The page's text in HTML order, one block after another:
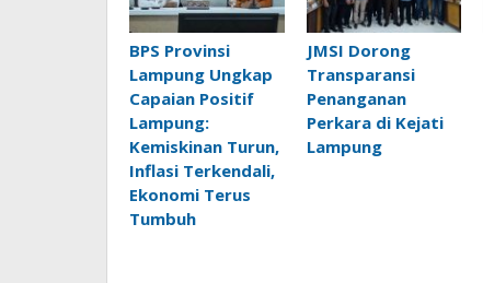
BPS Provinsi
Lampung Ungkap
Capaian Positif
Lampung:
Kemiskinan Turun,
Inflasi Terkendali,
Ekonomi Terus
Tumbuh
JMSI Dorong
Transparansi
Penanganan
Perkara di Kejati
Lampung